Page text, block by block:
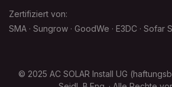
Zertifiziert von:
SMA · Sungrow · GoodWe · E3DC · Sofar
© 2025 AC SOLAR Install UG